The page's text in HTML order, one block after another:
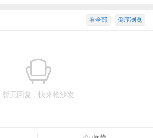
倒序浏览
看全部
暂无回复，快来抢沙发